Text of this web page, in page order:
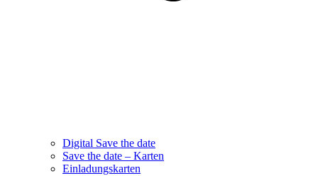
Digital Save the date
Save the date – Karten
Einladungskarten